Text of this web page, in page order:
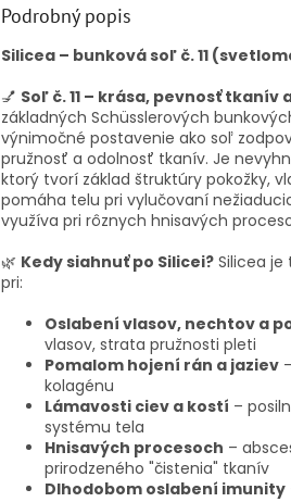
Podrobný popis
Silicea – bunková soľ č. 11
💅 Soľ č. 11 – krása, pevnosť
základných Schüsslerových
výnimočné postavenie ako soľ
pružnosť a odolnosť tkanív. Je
ktorý tvorí základ štruktúry pokožky,
pomáha telu pri vylučovaní
využíva pri rôznych hnisavých
🌿 Kedy siahnuť po Silicei? Silicea
pri:
Oslabení vlasov, nechtov a
vlasov, strata pružnosti pleti
Pomalom hojení rán a jaziev
kolagénu
Lámavosti ciev a kostí –
systému tela
Hnisavých procesoch –
prirodzeného "čistenia" tkanív
Dlhodobom oslabení imunity